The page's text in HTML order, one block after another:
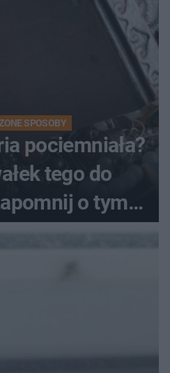
SPOSOBY
pociemniała?
tego do
o tym